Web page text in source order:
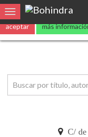
Utilizamoscookies propias
aceptar más
Toggle navigation
C/